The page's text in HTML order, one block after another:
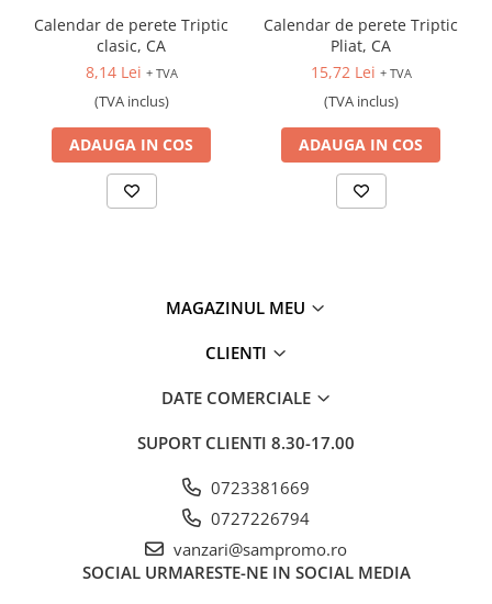
Calendar de perete Triptic
clasic, CA
8,14 Lei + TVA
(TVA inclus)
ADAUGA IN COS
Calendar de perete Triptic
Pliat, CA
15,72 Lei + TVA
(TVA inclus)
ADAUGA IN COS
MAGAZINUL MEU
CLIENTI
DATE COMERCIALE
SUPORT CLIENTI 8.30-17.00
0723381669
0727226794
vanzari@sampromo.ro
SOCIAL URMARESTE-NE IN SOCIAL MEDIA